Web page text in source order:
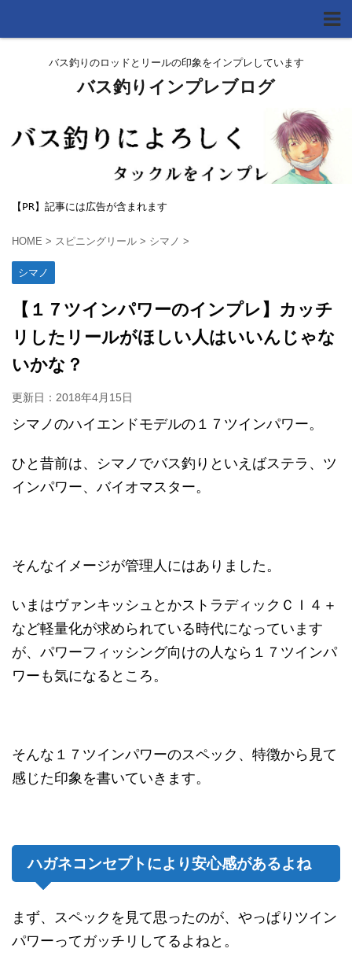
バス釣りのロッドとリールの印象をインプレしています
バス釣りインプレブログ
【PR】記事には広告が含まれます
HOME > スピニングリール > シマノ >
シマノ
【１７ツインパワーのインプレ】カッチ
リしたリールがほしい人はいいんじゃな
いかな？
更新日： 2018年4月15日
シマノのハイエンドモデルの１７ツインパワー。
ひと昔前は、シマノでバス釣りといえばステラ、ツ
インパワー、バイオマスター。
そんなイメージが管理人にはありました。
いまはヴァンキッシュとかストラディックＣＩ４＋
など軽量化が求められている時代になっています
が、パワーフィッシング向けの人なら１７ツインパ
ワーも気になるところ。
そんな１７ツインパワーのスペック、特徴から見て
感じた印象を書いていきます。
ハガネコンセプトにより安心感があるよね
まず、スペックを見て思ったのが、やっぱりツイン
パワーってガッチリしてるよねと。